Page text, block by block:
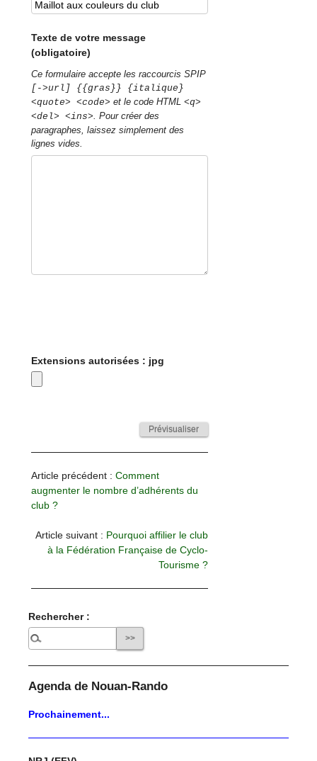
Texte de votre message
(obligatoire)
Ce formulaire accepte les raccourcis SPIP
[->url] {{gras}} {italique}
<quote> <code> et le code HTML<q>
<del> <ins>. Pour créer des
paragraphes, laissez simplement des
lignes vides.
Extensions autorisées : jpg
Article précédent :Comment
augmenter le nombre d’adhérents du
club ?
Article suivant : Pourquoi affilier le club
à la Fédération Française de Cyclo-
Tourisme ?
Rechercher :
Agenda de Nouan-Rando
Prochainement...